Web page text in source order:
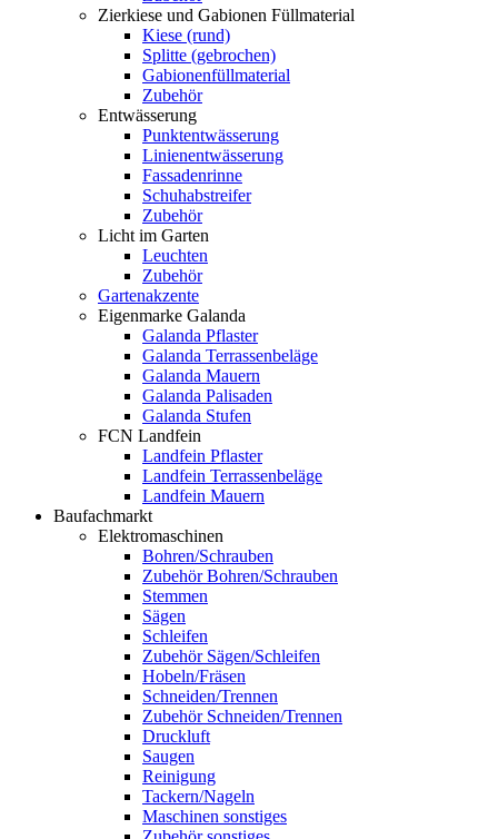
Zierkiese und Gabionen Füllmaterial
Kiese (rund)
Splitte (gebrochen)
Gabionenfüllmaterial
Zubehör
Entwässerung
Punktentwässerung
Linienentwässerung
Fassadenrinne
Schuhabstreifer
Zubehör
Licht im Garten
Leuchten
Zubehör
Gartenakzente
Eigenmarke Galanda
Galanda Pflaster
Galanda Terrassenbeläge
Galanda Mauern
Galanda Palisaden
Galanda Stufen
FCN Landfein
Landfein Pflaster
Landfein Terrassenbeläge
Landfein Mauern
Baufachmarkt
Elektromaschinen
Bohren/Schrauben
Zubehör Bohren/Schrauben
Stemmen
Sägen
Schleifen
Zubehör Sägen/Schleifen
Hobeln/Fräsen
Schneiden/Trennen
Zubehör Schneiden/Trennen
Druckluft
Saugen
Reinigung
Tackern/Nageln
Maschinen sonstiges